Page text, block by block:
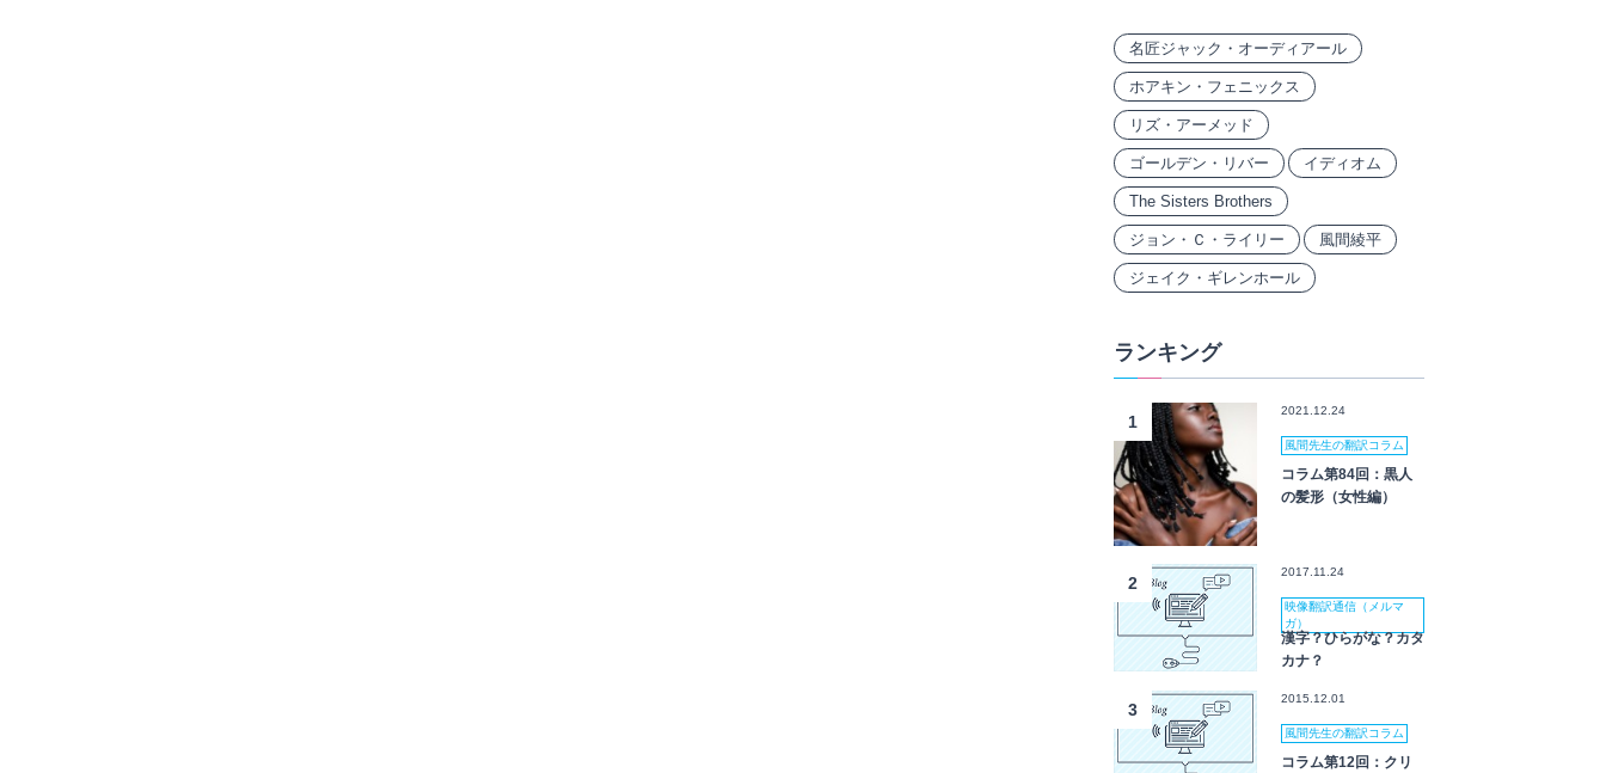
名匠ジャック・オーディアール
ホアキン・フェニックス
リズ・アーメッド
ゴールデン・リバー イディオム
The Sisters Brothers
ジョン・Ｃ・ライリー 風間綾平
ジェイク・ギレンホール
ランキング
1
2021.12.24
風間先生の翻訳コラム
コラム第84回：黒人
の髪形（女性編）
2
2017.11.24
映像翻訳通信（メルマ
ガ）
漢字？ひらがな？カタ
カナ？
3
2015.12.01
風間先生の翻訳コラム
コラム第12回：クリ